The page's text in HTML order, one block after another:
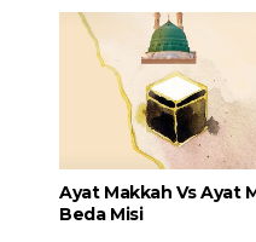
Ayat Makkah Vs Ayat
Beda Misi